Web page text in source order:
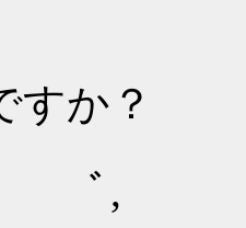
か？
,